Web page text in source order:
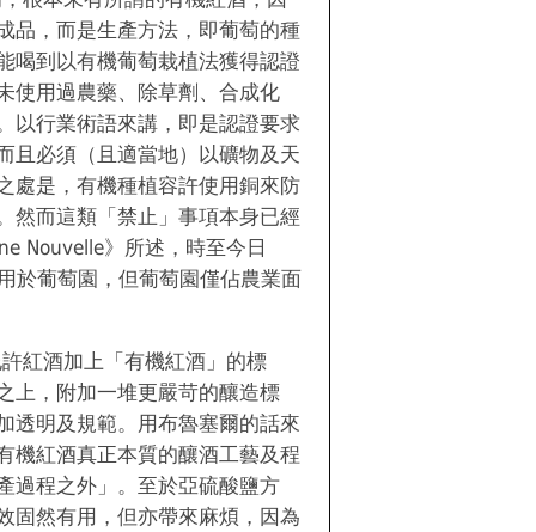
品，而是生產方法，即葡萄的種
喝到以有機葡萄栽植法獲得認證
使用過農藥、除草劑、合成化
以行業術語來講，即是認證要求
且必須（且適當地）以礦物及天
處是，有機種植容許使用銅來防
然而這類「禁止」事項本身已經
Nouvelle》所述，時至今日
於葡萄園，但葡萄園僅佔農業面
紅酒加上「有機紅酒」的標
上，附加一堆更嚴苛的釀造標
透明及規範。用布魯塞爾的話來
機紅酒真正本質的釀酒工藝及程
過程之外」。至於亞硫酸鹽方
固然有用，但亦帶來麻煩，因為